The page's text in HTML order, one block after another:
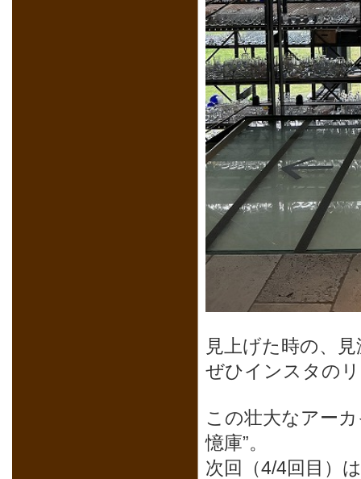
見上げた時の、
ぜひインスタの
この壮大なアー
憶庫”。
次回（4/4回目）